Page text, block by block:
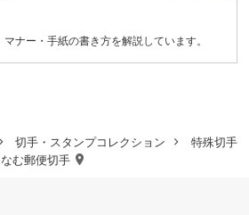
切手・スタンプコレクション
特殊切手
む郵便切手
ナー・手紙の書き方を解説しています。